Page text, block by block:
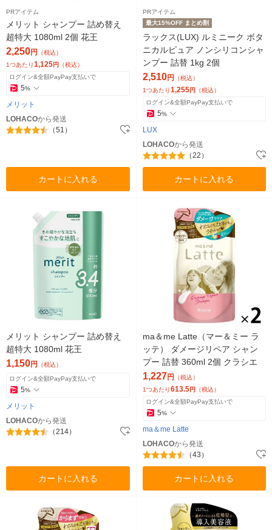
PRアイテム
メリット シャンプー 詰め替え
超特大 1080ml 2個 花王
2,250円 （税込）
1つあたり1,125円 （税込）
ログイン&全額PayPay支払いで
5%
メリット
LOHACOから発送
（51）
カートに入れる
PRアイテム
最大15%OFF まとめ割
ラックス(LUX) ルミニーク ボタ
ニカルピュア ノンシリコンシャ
ンプー 詰替 1kg 2個
2,510円 （税込）
1つあたり1,255円 （税込）
ログイン&全額PayPay支払いで
5%
LUX
LOHACOから発送
（22）
カートに入れる
メリット シャンプー 詰め替え
超特大 1080ml 花王
1,150円 （税込）
ログイン&全額PayPay支払いで
5%
メリット
LOHACOから発送
（214）
カートに入れる
ma＆me Latte（マー＆ミー ラ
ッテ） ダメージリペア シャン
プー 詰替 360ml 2個 クラシエ
1,227円
（税込）
1つあたり613.5円 （税込）
ログイン&全額PayPay支払いで
5%
ma＆me Latte
LOHACOから発送
（43）
カートに入れる